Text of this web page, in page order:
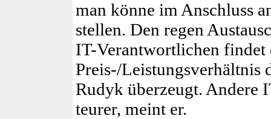
man könne im An­schluss
stellen. Den regen
IT-Verantwortlichen
Preis-/Leistungsverhältnis
Rudyk überzeugt. Andere
teurer, meint er.